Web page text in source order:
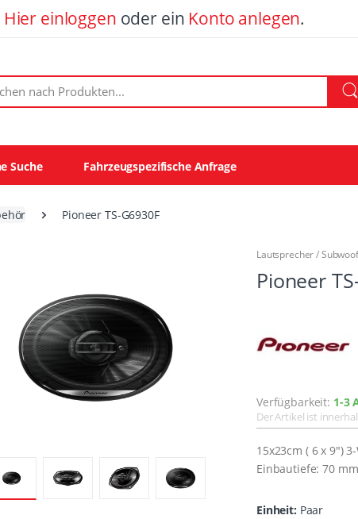
Hier einloggen oder ein Konto anlegen.
Produkten:
Suche Fahrzeugspezifische Anfrage
Pioneer TS-G6930F
Lautsprecher /
Pioneer
Verfügbarkeit: 1-3
Der Artikel ist
15x23cm ( 6 x 9")
Einbautiefe: 70 mm
Einheit: Paar